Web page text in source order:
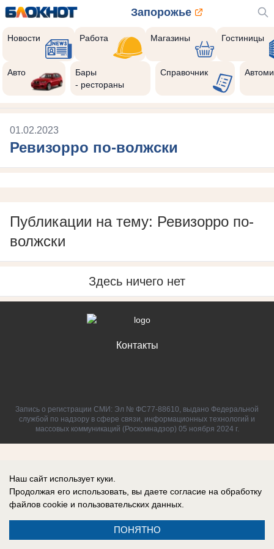
Запорожье
Новости Работа Магазины Гостиницы
Авто
Бары
- рестораны
Справочник
01.02.2023
Ревизорро по-волжски
Публикации на тему: Ревизорро по-
волжски
Здесь ничего нет
Контакты
Запись о регистрации СМИ: Эл № ФС77-88610, выдано Федеральной
службой по надзору в сфере связи, информационных технологий и
массовых коммуникаций (Роскомнадзор) 05 ноября 2024 г.
Наш сайт использует куки.
Продолжая его использовать, вы даете согласие на обработку
файлов cookie и пользовательских данных.
ПОНЯТНО